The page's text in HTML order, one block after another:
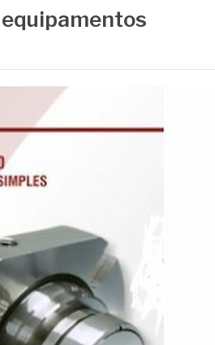
equipamentos